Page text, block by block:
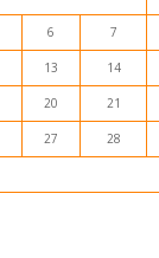
6 7
13 14
20 21
27 28